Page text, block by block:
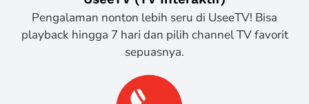
Pengalaman nonton lebih seru di UseeTV! Bisa
playback hingga 7 hari dan pilih channel TV favorit
sepuasnya.